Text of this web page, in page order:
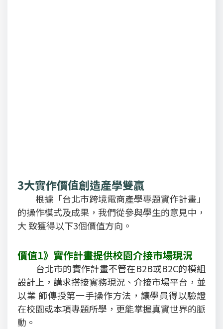
3大實作價值創造產學雙贏
根據「台北市跨境電商產學專題實作計畫」
的操作模式及成果，我們從參與學生的意見中，
大 致獲得以下3個價值方向。
價值1》實作計畫提供校園介接市場現況
台北市的實作計畫不管在B2B或B2C的模組
設計上，講求搭接實務現況、介接市場平台，並
以業 師傳授第一手操作方法，讓學員得以驗證
在校園或本項專題所學，更能掌握真實世界的脈
動。